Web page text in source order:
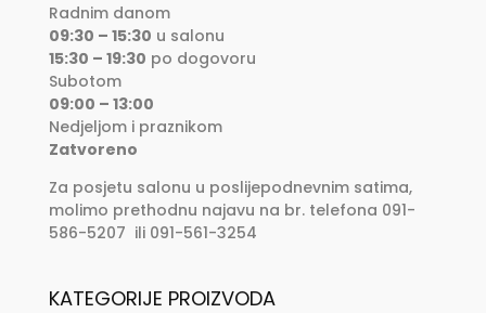
Radnim danom
09:30 – 15:30 u salonu
15:30 – 19:30 po dogovoru
Subotom
09:00 – 13:00
Nedjeljom i praznikom
Zatvoreno
Za posjetu salonu u poslijepodnevnim satima,
molimo prethodnu najavu na br. telefona 091-
586-5207 ili 091-561-3254
KATEGORIJE PROIZVODA